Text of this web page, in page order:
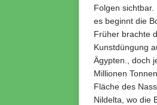
Folgen
es beginnt die
Früher brachte
Kunstdüngung
Ägypten., doch
Millionen
Fläche des
Nildelta, wo die